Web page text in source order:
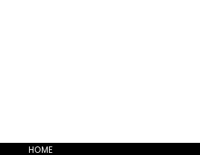
HOME